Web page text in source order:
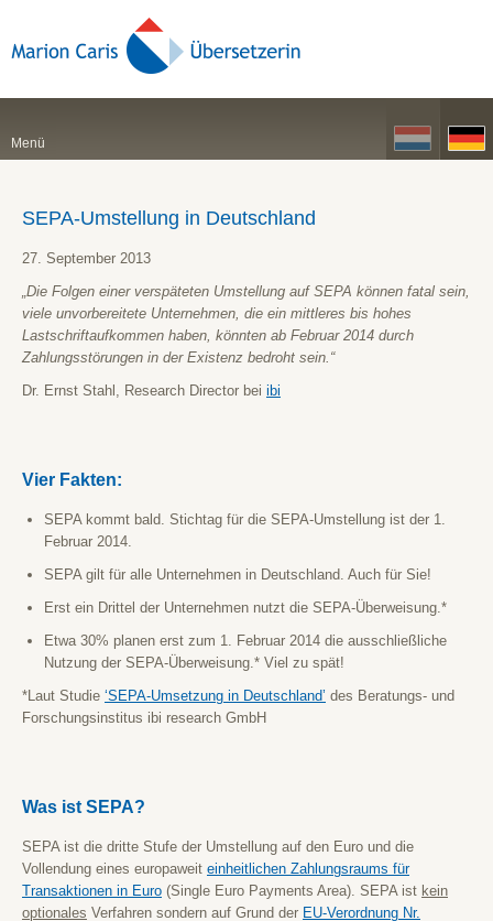
Menü
SEPA-Umstellung in Deutschland
27. September 2013
„Die Folgen einer verspäteten Umstellung auf SEPA können fatal sein,
viele unvorbereitete Unternehmen, die ein mittleres bis hohes
Lastschriftaufkommen haben, könnten ab Februar 2014 durch
Zahlungsstörungen in der Existenz bedroht sein.“
Dr. Ernst Stahl, Research Director bei ibi
Vier Fakten:
SEPA kommt bald. Stichtag für die SEPA-Umstellung ist der 1.
Februar 2014.
SEPA gilt für alle Unternehmen in Deutschland. Auch für Sie!
Erst ein Drittel der Unternehmen nutzt die SEPA-Überweisung.*
Etwa 30% planen erst zum 1. Februar 2014 die ausschließliche
Nutzung der SEPA-Überweisung.* Viel zu spät!
*Laut Studie ‘SEPA-Umsetzung in Deutschland’ des Beratungs- und
Forschungsinstitus ibi research GmbH
Was ist SEPA?
SEPA ist die dritte Stufe der Umstellung auf den Euro und die
Vollendung eines europaweit einheitlichen Zahlungsraums für
Transaktionen in Euro (Single Euro Payments Area). SEPA ist kein
optionales Verfahren sondern auf Grund der EU-Verordnung Nr.